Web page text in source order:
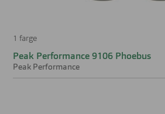
1 farge
Peak Performance 9106 Phoebus
Peak Performance